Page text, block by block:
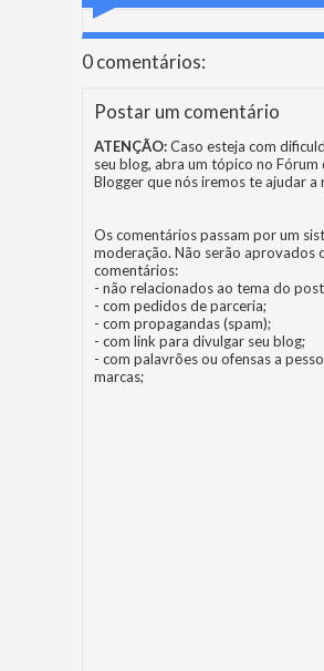
0 comentários:
Postar um comentário
ATENÇÃO:Caso esteja com
seu blog, abra um tópico no Fórum
Bloggerque nós iremos te ajudar a
Os comentários passam por um
moderação. Não serão aprovados
comentários:
- não relacionados ao tema do
- com pedidos de parceria;
- com propagandas (spam);
- com link para divulgar seu blog;
- com palavrões ou ofensas a
marcas;